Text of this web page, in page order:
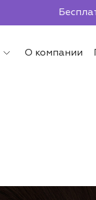
По
О компании